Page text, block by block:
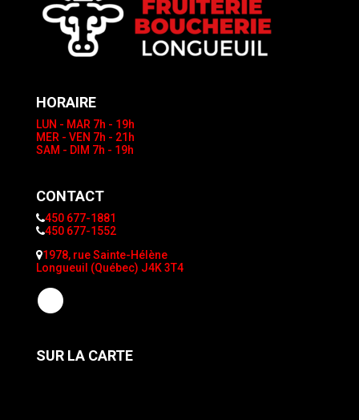
HORAIRE
LUN - MAR7h - 19h
MER - VEN 7h - 21h
SAM - DIM 7h - 19h
CONTACT
450 677-1881
450 677-1552
1978, rue Sainte-Hélène
Longueuil (Québec) J4K 3T4
SUR LA CARTE